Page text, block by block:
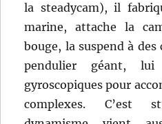
la steadycam), il
marine, attache la
bouge, la suspend à des
pendulier géant,
gyroscopiques pour
complexes. C’est